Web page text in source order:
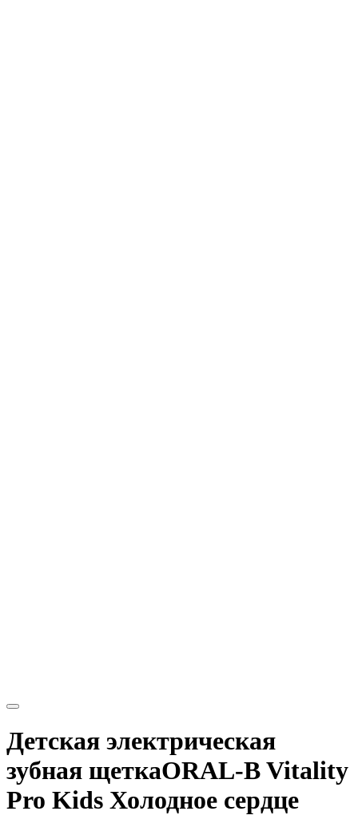
Детская электрическая
зубная щеткаORAL-B Vitality
Pro Kids Холодное сердце